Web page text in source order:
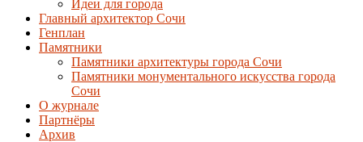
Идеи для города
Главный архитектор Сочи
Генплан
Памятники
Памятники архитектуры города Сочи
Памятники монументального искусства города
Сочи
О журнале
Партнёры
Архив